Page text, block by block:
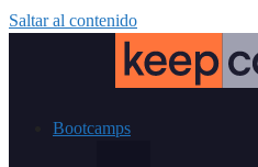
Saltar al contenido
Bootcamps